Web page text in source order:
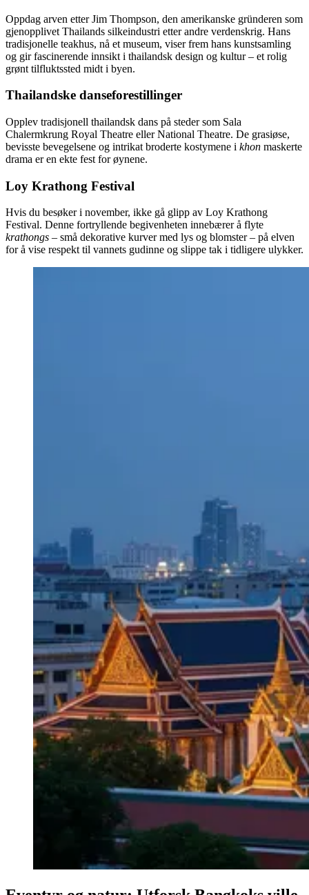
Oppdag arven etter Jim Thompson, den amerikanske gründeren som
gjenopplivet Thailands silkeindustri etter andre verdenskrig. Hans
tradisjonelle teakhus, nå et museum, viser frem hans kunstsamling
og gir fascinerende innsikt i thailandsk design og kultur – et rolig
grønt tilfluktssted midt i byen.
Thailandske danseforestillinger
Opplev tradisjonell thailandsk dans på steder som Sala
Chalermkrung Royal Theatre eller National Theatre. De grasiøse,
bevisste bevegelsene og intrikat broderte kostymene i khon maskerte
drama er en ekte fest for øynene.
Loy Krathong Festival
Hvis du besøker i november, ikke gå glipp av Loy Krathong
Festival. Denne fortryllende begivenheten innebærer å flyte
krathongs – små dekorative kurver med lys og blomster – på elven
for å vise respekt til vannets gudinne og slippe tak i tidligere ulykker.